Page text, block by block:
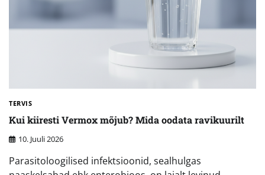
TERVIS
Kui kiiresti Vermox mõjub? Mida oodata ravikuurilt
10. Juuli 2026
Parasitoloogilised infektsioonid, sealhulgas